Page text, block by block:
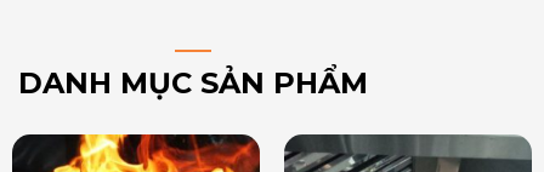
DANH MỤC SẢN PHẨM